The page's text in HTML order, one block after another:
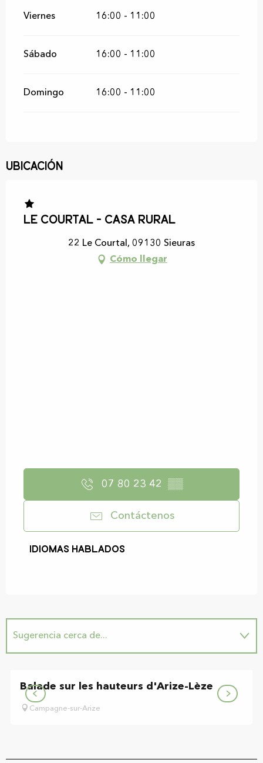
Viernes 16:00 - 11:00
Sábado 16:00 - 11:00
Domingo 16:00 - 11:00
Ubicación
Le Courtal - Casa rural
22 Le Courtal, 09130 Sieuras
Cómo llegar
07 80 23 42 ▒▒
Contáctenos
Idiomas hablados
Idiomas hablados
Sugerencia cerca de...
Balade sur les hauteurs d'Arize-Lèze
Campagne-sur-Arize